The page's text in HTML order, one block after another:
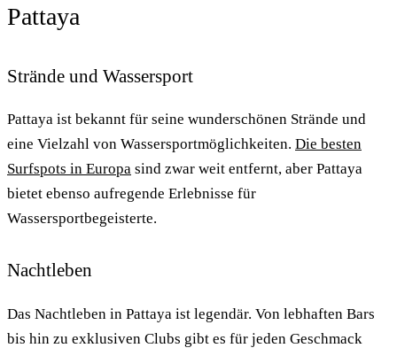
Pattaya
Strände und Wassersport
Pattaya ist bekannt für seine wunderschönen Strände und
eine Vielzahl von Wassersportmöglichkeiten. Die besten
Surfspots in Europa sind zwar weit entfernt, aber Pattaya
bietet ebenso aufregende Erlebnisse für
Wassersportbegeisterte.
Nachtleben
Das Nachtleben in Pattaya ist legendär. Von lebhaften Bars
bis hin zu exklusiven Clubs gibt es für jeden Geschmack